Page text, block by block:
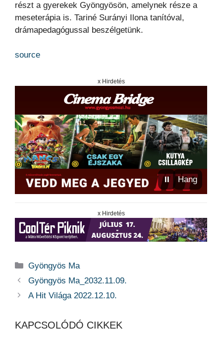
részt a gyerekek Gyöngyösön, amelynek része a
meseterápia is. Tariné Surányi Ilona tanítóval,
drámapedagógussal beszélgetünk.
source
x Hirdetés
⏸ Hang
x Hirdetés
Kategória
Gyöngyös Ma
Gyöngyös Ma_2032.11.09.
A Hit Világa 2022.12.10.
KAPCSOLÓDÓ CIKKEK